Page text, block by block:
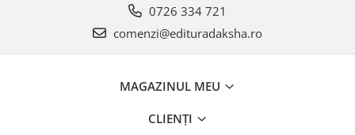
0726 334 721
comenzi@edituradaksha.ro
MAGAZINUL MEU
CLIENȚI